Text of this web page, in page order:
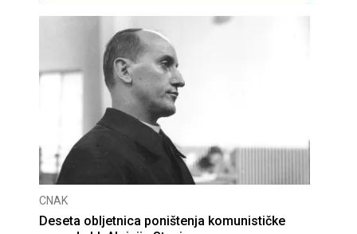
CNAK
Deseta obljetnica poništenja komunističke